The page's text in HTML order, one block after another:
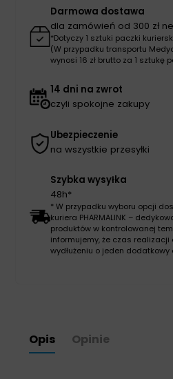
Darmowa dostawa
dla zamówień od 300 zł
*Dotyczy 1 sztuki paczki
(W przypadku transportu
wynosi 16 zł brutto za 1 sztukę
14 dni na zwrot
czyli spokojne zakupy
Ubezpieczenie
na wszystkie przesyłki
Szybka wysyłka
48h*
* W przypadku wyboru opcji
kuriera PHARMALINK –
produktów w kontrolowanej
informujemy, że czas
wydłużeniu o jeden dodatkowy
Opis Opinie